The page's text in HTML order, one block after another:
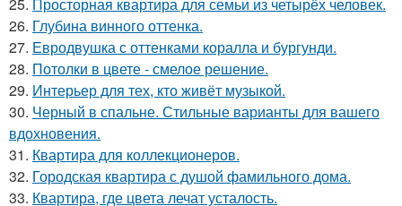
26. Глубина винного оттенка.
27. Евродвушка с оттенками коралла и бургунди.
28. Потолки в цвете - смелое решение.
29. Интерьер для тех, кто живёт музыкой.
30. Черный в спальне. Стильные варианты для вашего
вдохновения.
31. Квартира для коллекционеров.
32. Городская квартира с душой фамильного дома.
33. Квартира, где цвета лечат усталость.